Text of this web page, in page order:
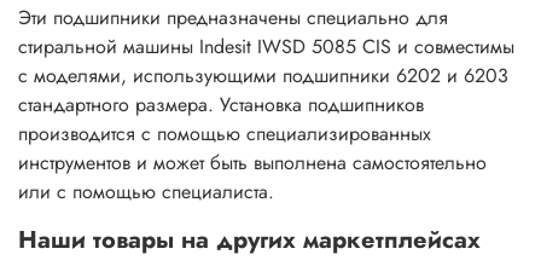
Эти подшипники предназначены специально для
стиральной машины Indesit IWSD 5085 CIS и совместимы
с моделями, использующими подшипники 6202 и 6203
стандартного размера. Установка подшипников
производится с помощью специализированных
инструментов и может быть выполнена самостоятельно
или с помощью специалиста.
Наши товары на других маркетплейсах